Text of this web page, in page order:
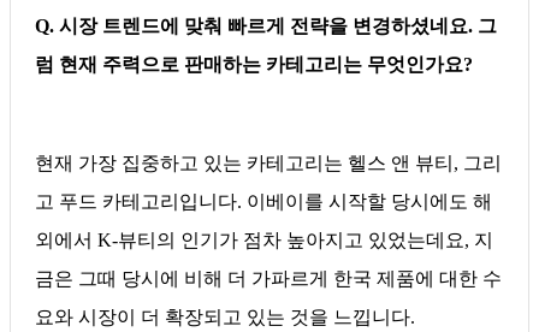
Q. 시장 트렌드에 맞춰 빠르게 전략을 변경하셨네요. 그
럼 현재 주력으로 판매하는 카테고리는 무엇인가요?
현재 가장 집중하고 있는 카테고리는 헬스 앤 뷰티, 그리
고 푸드 카테고리입니다. 이베이를 시작할 당시에도 해
외에서 K-뷰티의 인기가 점차 높아지고 있었는데요, 지
금은 그때 당시에 비해 더 가파르게 한국 제품에 대한 수
요와 시장이 더 확장되고 있는 것을 느낍니다.